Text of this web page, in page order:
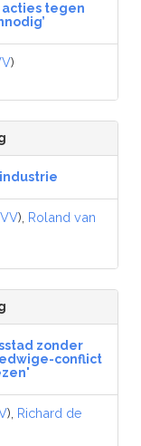
acties tegen
)
), Roland van
zonder
conflict
), Richard de